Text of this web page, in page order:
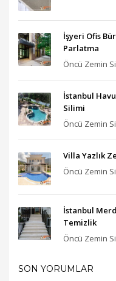
İşyeri Ofis
Parlatma
Öncü Zemin
İstanbul
Silimi
Öncü Zemin
Villa Yazlık
Öncü Zemin
İstanbul
Temizlik
Öncü Zemin
SON YORUMLAR